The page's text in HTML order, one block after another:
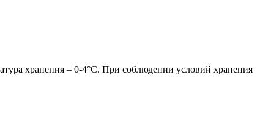
хранения – 0-4°C. При соблюдении условий хранения